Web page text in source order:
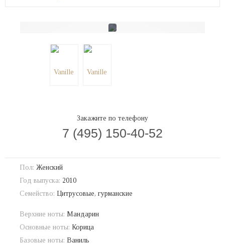
Закажите по телефону
7 (495) 150-40-52
Пол: Женский
Год выпуска: 2010
Семейство: Цитрусовые, гурманские
Верхние ноты: Мандарин
Основные ноты: Корица
Базовые ноты: Ваниль